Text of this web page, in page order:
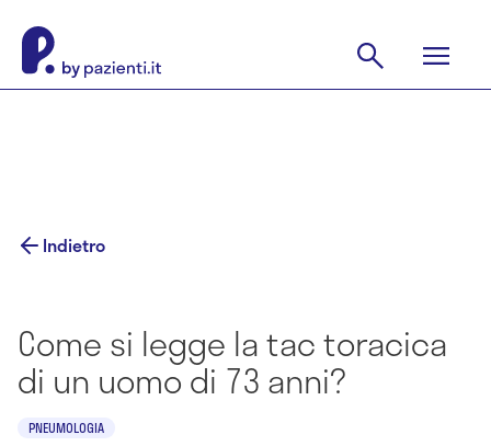
Indietro
Come si legge la tac toracica
di un uomo di 73 anni?
PNEUMOLOGIA